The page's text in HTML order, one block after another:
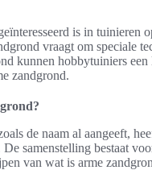
is in tuinieren
vraagt om speciale
kunnen hobbytuiniers
zandgrond.
de naam al aangeeft,
samenstelling bestaat
van wat is arme